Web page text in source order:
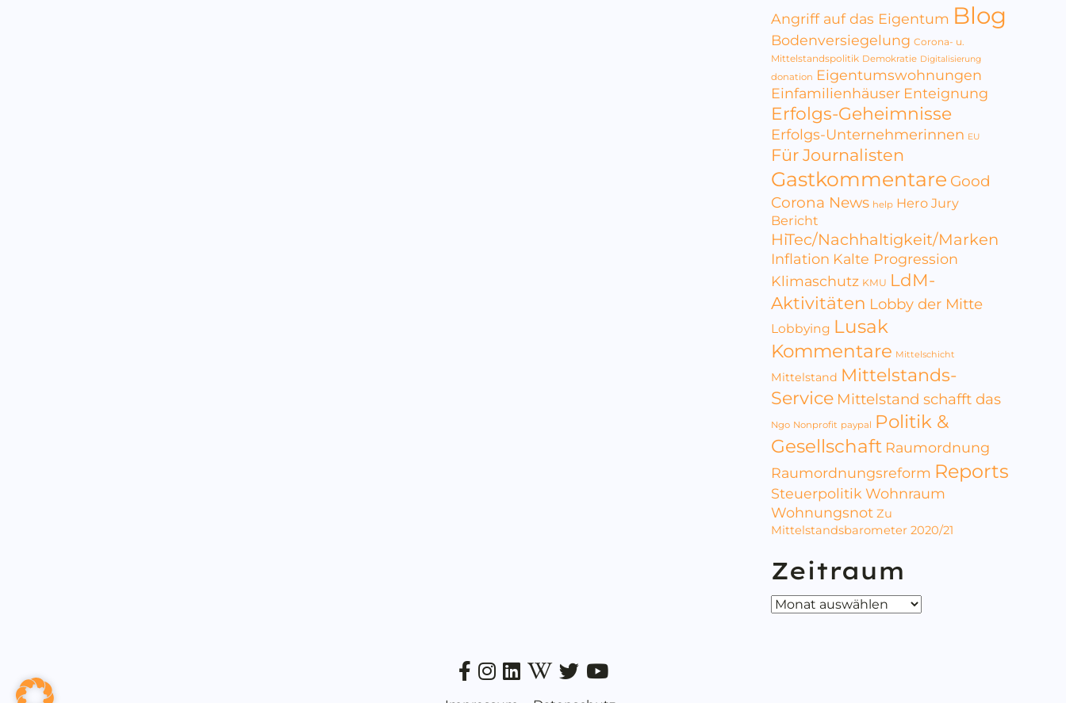
Angriff auf das Eigentum Blog
Bodenversiegelung Corona- u.
Mittelstandspolitik Demokratie Digitalisierung
donation Eigentumswohnungen
Einfamilienhäuser Enteignung
Erfolgs-Geheimnisse
Erfolgs-Unternehmerinnen EU
Für Journalisten
Gastkommentare Good
Corona News help Hero Jury
Bericht
HiTec/Nachhaltigkeit/Marken
Inflation Kalte Progression
Klimaschutz KMU LdM-
Aktivitäten Lobby der Mitte
Lobbying Lusak
Kommentare Mittelschicht
Mittelstand Mittelstands-
Service Mittelstand schafft das
Ngo Nonprofit paypal Politik &
Gesellschaft Raumordnung
Raumordnungsreform Reports
Steuerpolitik Wohnraum
Wohnungsnot Zu
Mittelstandsbarometer 2020/21
Zeitraum
Zeitraum